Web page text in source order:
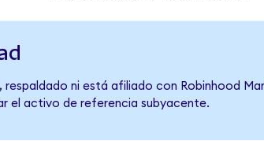
ni está afiliado con Robinhood
el activo de referencia subyacente.